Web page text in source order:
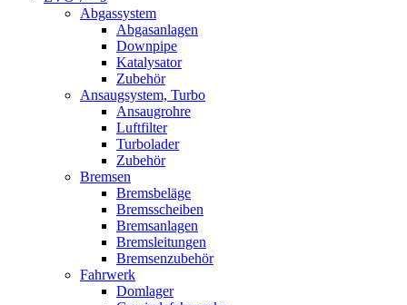
Abgassystem
Abgasanlagen
Downpipe
Katalysator
Zubehör
Ansaugsystem, Turbo
Ansaugrohre
Luftfilter
Turbolader
Zubehör
Bremsen
Bremsbeläge
Bremsscheiben
Bremsanlagen
Bremsleitungen
Bremsenzubehör
Fahrwerk
Domlager